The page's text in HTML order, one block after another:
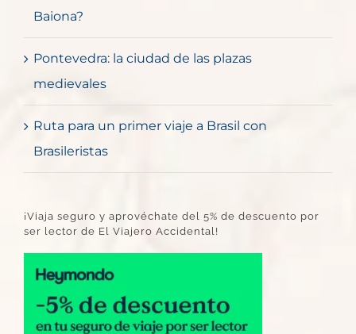
Baiona?
Pontevedra: la ciudad de las plazas
medievales
Ruta para un primer viaje a Brasil con
Brasileristas
¡Viaja seguro y aprovéchate del 5% de descuento por
ser lector de El Viajero Accidental!